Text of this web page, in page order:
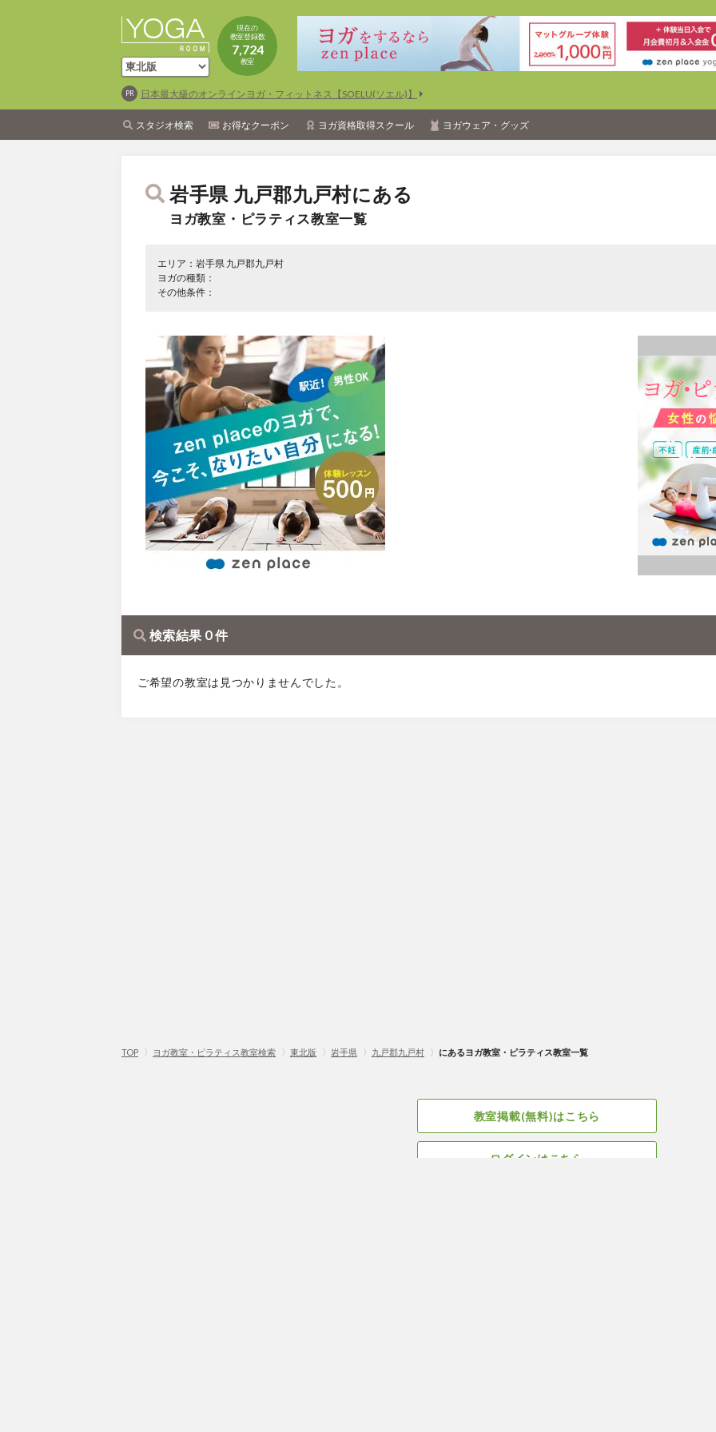
現在の
教室登録数
7,724
教室
日本最大級のオンラインヨガ・フィットネス【SOELU(ソエル)】
スタジオ検索 お得なクーポン ヨガ資格取得スクール ヨガウェア・グッズ
岩手県 九戸郡九戸村にある
ヨガ教室・ピラティス教室一覧
エリア：岩手県 九戸郡九戸村
ヨガの種類：
その他条件：
検索結果 0 件
ご希望の教室は見つかりませんでした。
TOP 〉 ヨガ教室・ピラティス教室検索 〉 東北版 〉 岩手県 〉 九戸郡九戸村 〉 にあるヨガ教室・ピラティス教室一覧
教室掲載(無料)はこちら
ログインはこちら